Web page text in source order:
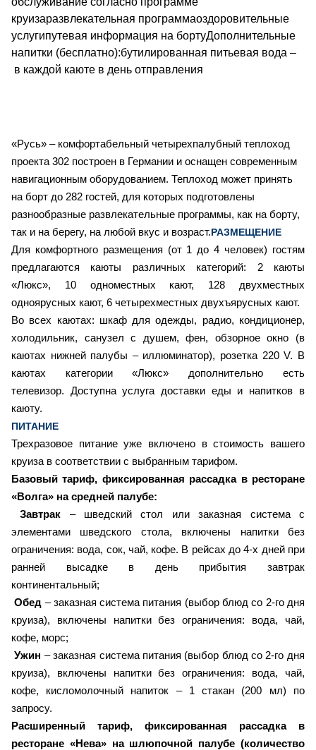
«Русь» – комфортабельный четырехпалубный теплоход
проекта 302 построен в Германии и оснащен современным
навигационным оборудованием. Теплоход может принять
на борт до 282 гостей, для которых подготовлены
разнообразные развлекательные программы, как на борту,
так и на берегу, на любой вкус и возраст.РАЗМЕЩЕНИЕ
Для комфортного размещения (от 1 до 4 человек) гостям
предлагаются каюты различных категорий: 2
каюты
«Люкс», 10 одноместных кают, 128
двухместных
одноярусных кают, 6 четырехместных двухъярусных кают.
Во всех каютах: шкаф для одежды, радио, кондиционер,
холодильник, санузел с душем, фен, обзорное окно (в
каютах нижней палубы – иллюминатор), розетка 220 V. В
каютах категории «Люкс» дополнительно есть
телевизор. Доступна услуга доставки еды и напитков в
каюту.
ПИТАНИЕ
Трехразовое питание уже включено в стоимость вашего
круиза в соответствии с выбранным тарифом.
Базовый тариф, фиксированная рассадка в ресторане
«Волга» на средней палубе:
Завтрак – шведский стол или заказная система с
элементами шведского стола, включены напитки без
ограничения: вода, сок, чай, кофе. В рейсах до 4-х дней при
ранней высадке в день прибытия завтрак
континентальный;
Обед – заказная система питания (выбор блюд со 2-го дня
круиза), включены напитки без ограничения: вода, чай,
кофе, морс;
Ужин – заказная система питания (выбор блюд со 2-го дня
круиза), включены напитки без ограничения: вода, чай,
кофе, кисломолочный напиток – 1 стакан (200 мл) по
запросу.
Расширенный тариф, фиксированная рассадка в
ресторане «Нева» на шлюпочной палубе (количество
круизаразвлекательная программаоздоровительные
услугипутевая информация на бортуДополнительные
напитки (бесплатно):бутилированная питьевая вода –
в каждой каюте в день отправления